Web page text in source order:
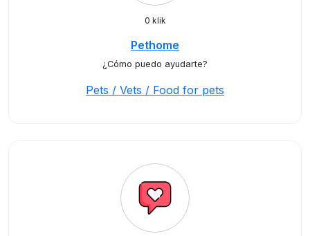
0 klik
Pethome
¿Cómo puedo ayudarte?
Pets / Vets / Food for pets